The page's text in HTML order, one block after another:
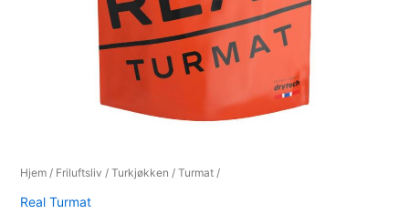
Hjem / Friluftsliv /Turkjøkken /Turmat /
Real Turmat